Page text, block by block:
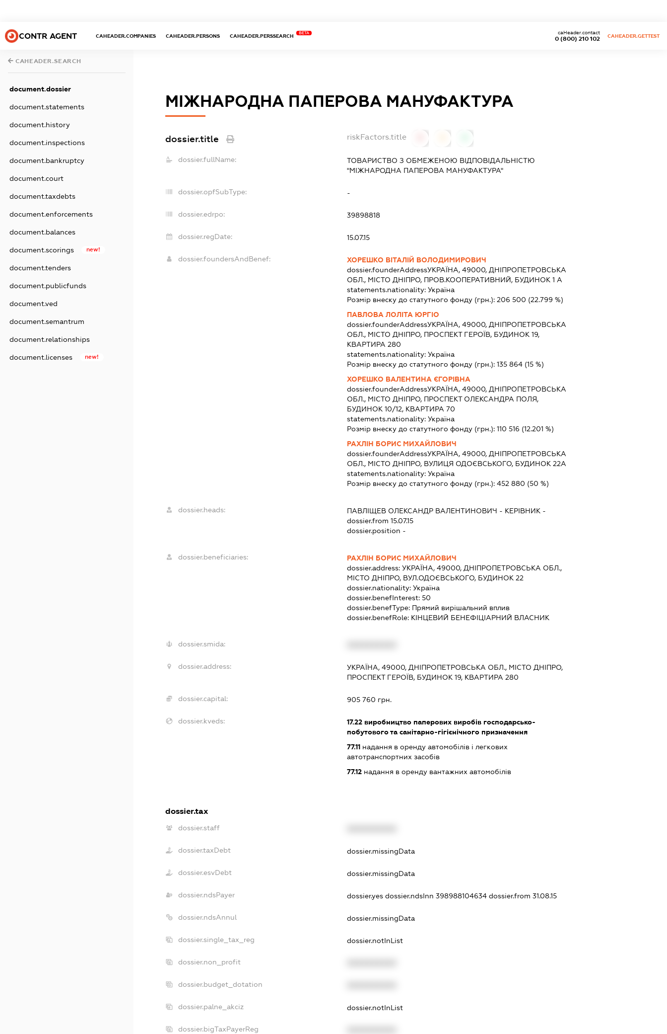
CONTR AGENT CAHEADER.COMPANIES CAHEADER.PERSONS CAHEADER.PERSSEARCH
BETA
0 (800) 210 102
caHeader.contact
CAHEADER.GETTEST
CAHEADER.SEARCH
document.dossier
document.statements
document.history
document.inspections
document.bankruptcy
document.court
document.taxdebts
document.enforcements
document.balances
document.scorings new!
document.tenders
document.publicfunds
document.ved
document.semantrum
document.relationships
document.licenses new!
МІЖНАРОДНА ПАПЕРОВА МАНУФАКТУРА
dossier.title riskFactors.title
dossier.fullName:
ТОВАРИСТВО З ОБМЕЖЕНОЮ ВІДПОВІДАЛЬНІСТЮ
"МІЖНАРОДНА ПАПЕРОВА МАНУФАКТУРА"
dossier.opfSubType: -
dossier.edrpo: 39898818
dossier.regDate: 15.07.15
dossier.foundersAndBenef:
ХОРЕШКО ВІТАЛІЙ ВОЛОДИМИРОВИЧ
dossier.founderAddressУКРАЇНА, 49000, ДНІПРОПЕТРОВСЬКА
ОБЛ., МІСТО ДНІПРО, ПРОВ.КООПЕРАТИВНИЙ, БУДИНОК 1 А
statements.nationality: Україна
Розмір внеску до статутного фонду (грн.): 206 500 (22.799 %)
ПАВЛОВА ЛОЛІТА ЮРГІО
dossier.founderAddressУКРАЇНА, 49000, ДНІПРОПЕТРОВСЬКА
ОБЛ., МІСТО ДНІПРО, ПРОСПЕКТ ГЕРОЇВ, БУДИНОК 19,
КВАРТИРА 280
statements.nationality: Україна
Розмір внеску до статутного фонду (грн.): 135 864(15 %)
ХОРЕШКО ВАЛЕНТИНА ЄГОРІВНА
dossier.founderAddressУКРАЇНА, 49000, ДНІПРОПЕТРОВСЬКА
ОБЛ., МІСТО ДНІПРО, ПРОСПЕКТ ОЛЕКСАНДРА ПОЛЯ,
БУДИНОК 10/12, КВАРТИРА 70
statements.nationality: Україна
Розмір внеску до статутного фонду (грн.): 110 516 (12.201 %)
РАХЛІН БОРИС МИХАЙЛОВИЧ
dossier.founderAddressУКРАЇНА, 49000, ДНІПРОПЕТРОВСЬКА
ОБЛ., МІСТО ДНІПРО, ВУЛИЦЯ ОДОЄВСЬКОГО, БУДИНОК 22А
statements.nationality: Україна
Розмір внеску до статутного фонду (грн.): 452 880 (50 %)
dossier.heads: ПАВЛІЩЕВ ОЛЕКСАНДР ВАЛЕНТИНОВИЧ - КЕРІВНИК -
dossier.from 15.07.15
dossier.position -
dossier.beneficiaries:
РАХЛІН БОРИС МИХАЙЛОВИЧ
dossier.address: УКРАЇНА, 49000, ДНІПРОПЕТРОВСЬКА ОБЛ.,
МІСТО ДНІПРО, ВУЛ.ОДОЄВСЬКОГО, БУДИНОК 22
dossier.nationality: Україна
dossier.benefInterest: 50
dossier.benefType: Прямий вирішальний вплив
dossier.benefRole: КІНЦЕВИЙ БЕНЕФІЦІАРНИЙ ВЛАСНИК
dossier.smida:
dossier.address:
УКРАЇНА, 49000, ДНІПРОПЕТРОВСЬКА ОБЛ., МІСТО ДНІПРО,
ПРОСПЕКТ ГЕРОЇВ, БУДИНОК 19, КВАРТИРА 280
dossier.capital: 905 760 грн.
dossier.kveds: 17.22виробництво паперових виробів господарсько-
побутового та санітарно-гігієнічного призначення
77.11надання в оренду автомобілів і легкових
автотранспортних засобів
77.12надання в оренду вантажних автомобілів
dossier.tax
dossier.staff
dossier.taxDebt dossier.missingData
dossier.esvDebt dossier.missingData
dossier.ndsPayer dossier.yes dossier.ndsInn 398988104634 dossier.from 31.08.15
dossier.ndsAnnul dossier.missingData
dossier.single_tax_reg dossier.notInList
dossier.non_profit
dossier.budget_dotation
dossier.palne_akciz dossier.notInList
dossier.bigTaxPayerReg